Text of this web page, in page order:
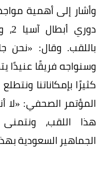
وأشار إلى أهمية
باللقب. وقال: «نحن
وسنواجه فريقًا عنيدًا
كثيرًا بإمكاناتنا
المؤتمر الصحفي:
هذا اللقب،
الجماهير السعودية